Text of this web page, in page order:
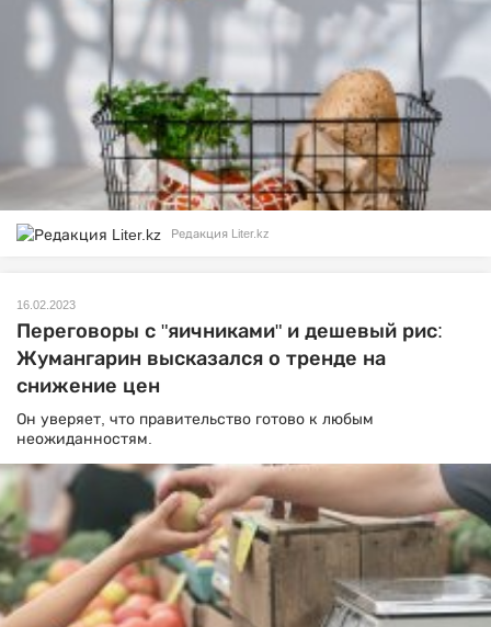
Редакция Liter.kz
16.02.2023
Переговоры с "яичниками" и дешевый рис:
Жумангарин высказался о тренде на
снижение цен
Он уверяет, что правительство готово к любым
неожиданностям.